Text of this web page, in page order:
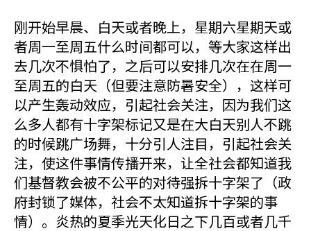
刚开始早晨、白天或者晚上，星期六星期天或
者周一至周五什么时间都可以，等大家这样出
去几次不惧怕了，之后可以安排几次在在周一
至周五的白天（但要注意防暑安全），这样可
以产生轰动效应，引起社会关注，因为我们这
么多人都有十字架标记又是在大白天别人不跳
的时候跳广场舞，十分引人注目，引起社会关
注，使这件事情传播开来，让全社会都知道我
们基督教会被不公平的对待强拆十字架了（政
府封锁了媒体，社会不太知道拆十字架的事
情）。炎热的夏季光天化日之下几百或者几千